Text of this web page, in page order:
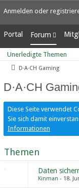
Anmelden oder
Portal Forum
Unerledigte
Unerledigte Themen
D·A·CH Gaming
D·A·CH
Diese Seite verwendet
Sie sich damit
Informationen
Themen
Daten
Kinman 18.